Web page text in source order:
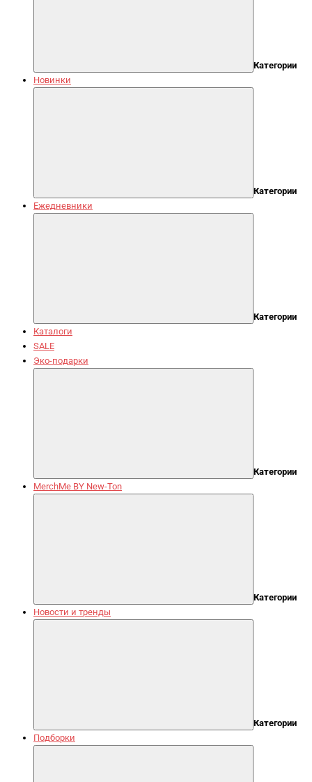
Категории
Новинки
Категории
Ежедневники
Категории
Каталоги
SALE
Эко-подарки
Категории
MerchMe BY New-Ton
Категории
Новости и тренды
Категории
Подборки